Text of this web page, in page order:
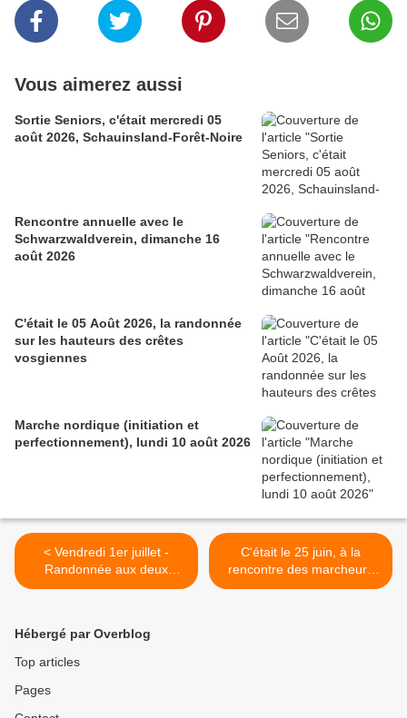
Vous aimerez aussi
Sortie Seniors, c'était mercredi 05
août 2026, Schauinsland-Forêt-Noire
Rencontre annuelle avec le
Schwarzwaldverein, dimanche 16
août 2026
C'était le 05 Août 2026, la randonnée
sur les hauteurs des crêtes
vosgiennes
Marche nordique (initiation et
perfectionnement), lundi 10 août 2026
< Vendredi 1er juillet -
Randonnée aux deux
Hohneck - initialement
1er juillet
C'était le 25 juin, à la
rencontre des marcheurs
de Paris-Colmar >
Hébergé par Overblog
Top articles
Pages